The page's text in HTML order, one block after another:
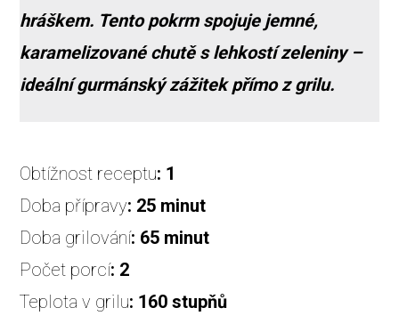
hráškem. Tento pokrm spojuje jemné,
karamelizované chutě s lehkostí zeleniny –
ideální gurmánský zážitek přímo z grilu.
Obtížnost receptu: 1
Doba přípravy: 25 minut
Doba grilování: 65 minut
Počet porcí: 2
Teplota v grilu: 160 stupňů